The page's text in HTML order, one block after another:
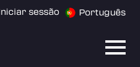
sessão Português